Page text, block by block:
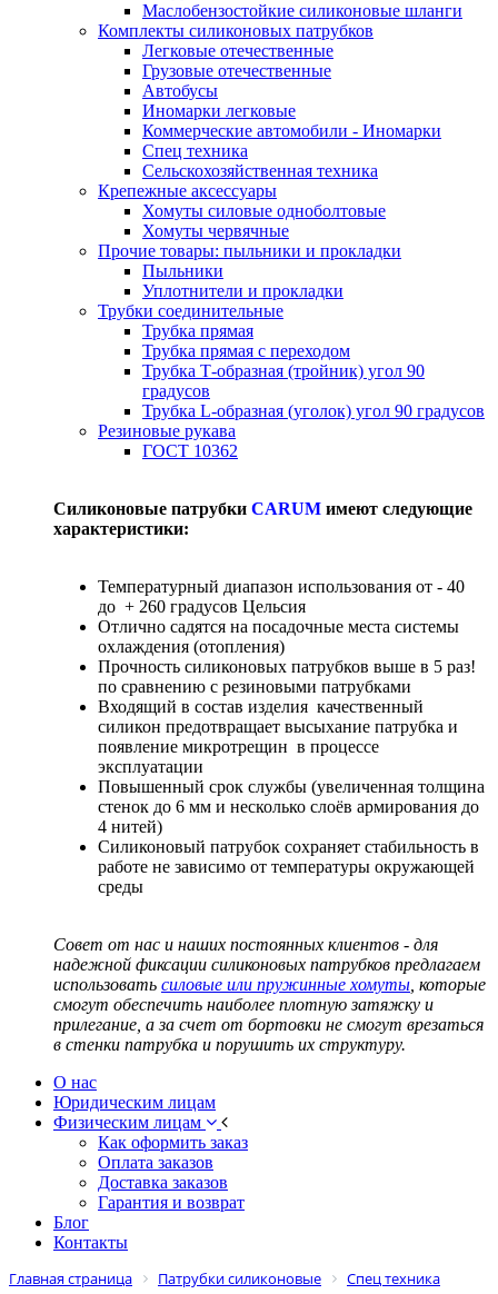
Маслобензостойкие силиконовые шланги
Комплекты силиконовых патрубков
Легковые отечественные
Грузовые отечественные
Автобусы
Иномарки легковые
Коммерческие автомобили - Иномарки
Спец техника
Сельскохозяйственная техника
Крепежные аксессуары
Хомуты силовые одноболтовые
Хомуты червячные
Прочие товары: пыльники и прокладки
Пыльники
Уплотнители и прокладки
Трубки соединительные
Трубка прямая
Трубка прямая с переходом
Трубка Т-образная (тройник) угол 90
градусов
Трубка L-образная (уголок) угол 90 градусов
Резиновые рукава
ГОСТ 10362
Силиконовые патрубки CARUM имеют следующие
характеристики:
Температурный диапазон использования от - 40
до + 260 градусов Цельсия
Отлично садятся на посадочные места системы
охлаждения (отопления)
Прочность силиконовых патрубков выше в 5 раз!
по сравнению с резиновыми патрубками
Входящий в состав изделия качественный
силикон предотвращает высыхание патрубка и
появление микротрещин в процессе
эксплуатации
Повышенный срок службы (увеличенная толщина
стенок до 6 мм и несколько слоёв армирования до
4 нитей)
Силиконовый патрубок сохраняет стабильность в
работе не зависимо от температуры окружающей
среды
Совет от нас и наших постоянных клиентов - для
надежной фиксации силиконовых патрубков предлагаем
использовать силовые или пружинные хомуты , которые
смогут обеспечить наиболее плотную затяжку и
прилегание, а за счет от бортовки не смогут врезаться
в стенки патрубка и порушить их структуру.
О нас
Юридическим лицам
Физическим лицам
Как оформить заказ
Оплата заказов
Доставка заказов
Гарантия и возврат
Блог
Контакты
Главная страница Патрубки силиконовые
Спец техника